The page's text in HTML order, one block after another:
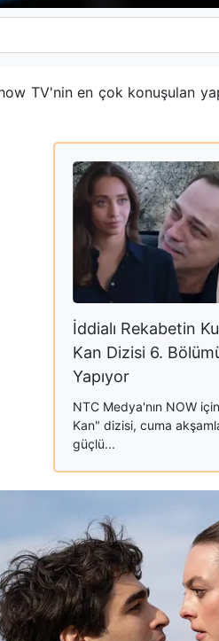
TV'nin en çok konuşulan
İddialı Rekabetin
Kan Dizisi 6.
Yapıyor
NTC Medya'nın NOW
Kan" dizisi, cuma
güçlü...